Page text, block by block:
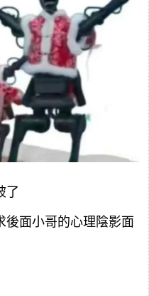
了
後面小哥的心理陰影面